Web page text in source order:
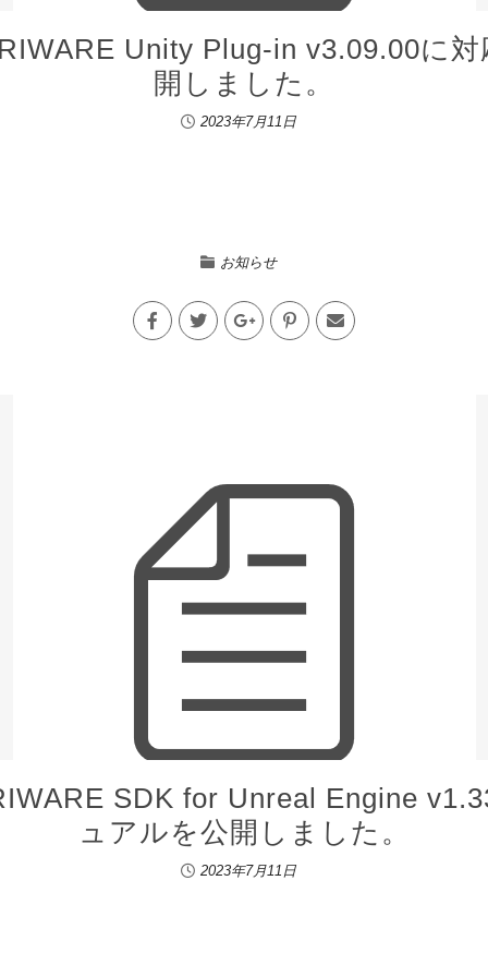
Unity Plug-in v3.09.00に
開しました。
2023年7月11日
お知らせ
SDK for Unreal Engine
ュアルを公開しました。
2023年7月11日